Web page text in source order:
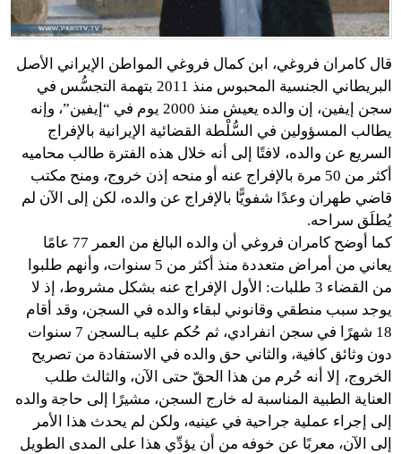
قال كامران فروغي، ابن كمال فروغي المواطن الإيراني الأصل
البريطاني الجنسية المحبوس منذ 2011 بتهمة التجسُّس في
سجن إيفين، إن والده يعيش منذ 2000 يوم في “إيفين”، وإنه
يطالب المسؤولين في السُّلْطة القضائية الإيرانية بالإفراج
السريع عن والده، لافتًا إلى أنه خلال هذه الفترة طالب محاميه
أكثر من 50 مرة بالإفراج عنه أو منحه إذن خروج، ومنح مكتب
قاضي طهران وعدًا شفويًّا بالإفراج عن والده، لكن إلى الآن لم
يُطلَق سراحه.
كما أوضح كامران فروغي أن والده البالغ من العمر 77 عامًا
يعاني من أمراض متعددة منذ أكثر من 5 سنوات، وأنهم طلبوا
من القضاء 3 طلبات: الأول الإفراج عنه بشكل مشروط، إذ لا
يوجد سبب منطقي وقانوني لبقاء والده في السجن، وقد أقام
18 شهرًا في سجن انفرادي، ثم حُكم عليه بـالسجن 7 سنوات
دون وثائق كافية، والثاني حق والده في الاستفادة من تصريح
الخروج، إلا أنه حُرم من هذا الحقّ حتى الآن، والثالث طلب
العناية الطبية المناسبة له خارج السجن، مشيرًا إلى حاجة والده
إلى إجراء عملية جراحية في عينيه، ولكن لم يحدث هذا الأمر
إلى الآن، معربًا عن خوفه من أن يؤدِّي هذا على المدى الطويل